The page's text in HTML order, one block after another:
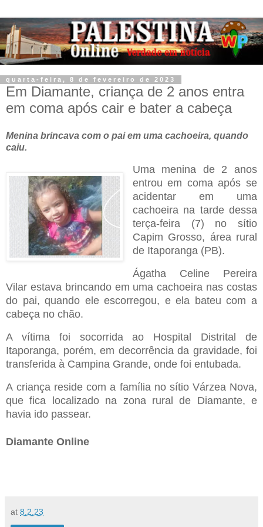
quarta-feira, 8 de fevereiro de 2023
Em Diamante, criança de 2 anos entra
em coma após cair e bater a cabeça
Menina brincava com o pai em uma cachoeira, quando
caiu.
Uma menina de 2 anos
entrou em coma após se
acidentar em uma
cachoeira na tarde dessa
terça-feira (7) no sítio
Capim Grosso, área rural
de Itaporanga (PB).
Ágatha Celine Pereira
Vilar estava brincando em uma cachoeira nas costas
do pai, quando ele escorregou, e ela bateu com a
cabeça no chão.
A vítima foi socorrida ao Hospital Distrital de
Itaporanga, porém, em decorrência da gravidade, foi
transferida à Campina Grande, onde foi entubada.
A criança reside com a família no sítio Várzea Nova,
que fica localizado na zona rural de Diamante, e
havia ido passear.
Diamante Online
at 8.2.23